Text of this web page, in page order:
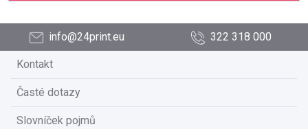
info@24print.eu 322 318 000
Kontakt
Časté dotazy
Slovníček pojmů